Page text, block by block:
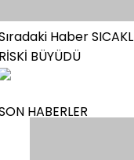
Haber
BÜYÜDÜ
HABERLER